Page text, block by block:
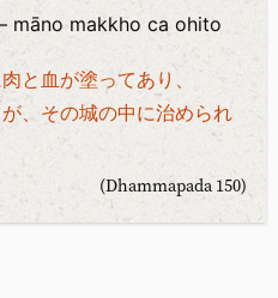
māno makkho ca ohito
と血が塗ってあり、
、その城の中に治められ
(Dhammapada 150)